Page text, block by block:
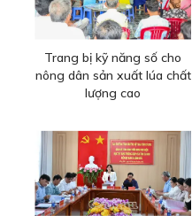
Trang bị kỹ năng số cho
nông dân sản xuất lúa chất
lượng cao